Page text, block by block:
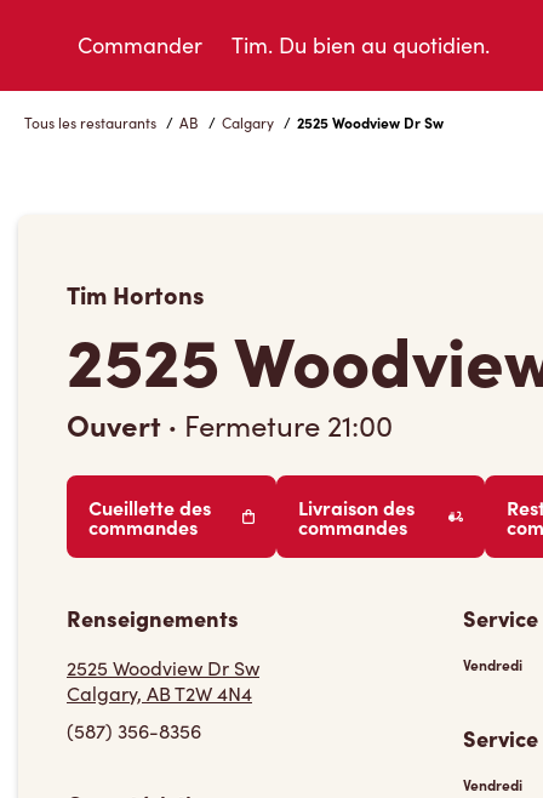
Commander Tim. Du bien au quotidien.
Tous les restaurants / AB / Calgary / 2525 Woodview Dr Sw
Tim Hortons
2525
Ouvert · Fermeture 21:00
Cueillette des
commandes
Livraison des
commandes
Renseignements
2525 Woodview Dr Sw
Calgary, AB T2W 4N4
(587) 356-8356
Vendredi
Vendredi